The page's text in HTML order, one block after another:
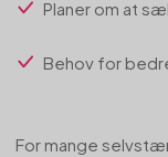
Planer om at
Behov for
For mange